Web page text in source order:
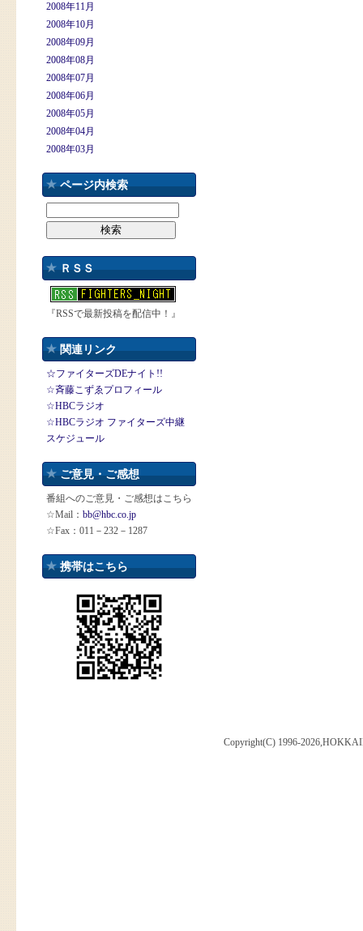
2008年11月
2008年10月
2008年09月
2008年08月
2008年07月
2008年06月
2008年05月
2008年04月
2008年03月
ページ内検索
ＲＳＳ
『RSSで最新投稿を配信中！』
関連リンク
☆ファイターズDEナイト!!
☆斉藤こずゑプロフィール
☆HBCラジオ
☆HBCラジオ ファイターズ中継
スケジュール
ご意見・ご感想
番組へのご意見・ご感想はこちら
☆Mail： bb@hbc.co.jp
☆Fax：011－232－1287
携帯はこちら
Copyright(C) 1996-